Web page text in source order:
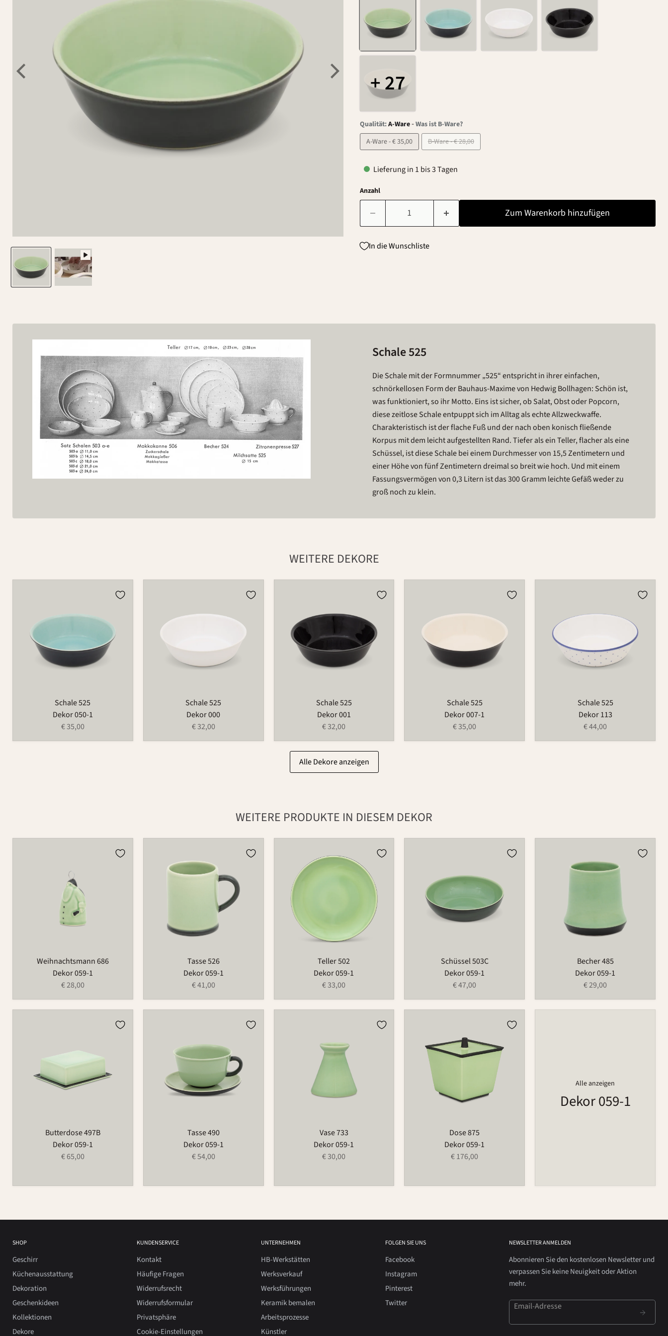
+ 27
Qualität:A-Ware-Was ist B-Ware?
A-Ware - € 35,00
B-Ware - € 28,00
Lieferung in 1 bis 3 Tagen
Anzahl
Zum Warenkorb hinzufügen
In die Wunschliste
Schale 525
Die Schale mit der Formnummer „525“ entspricht in ihrer einfachen,
schnörkellosen Form der Bauhaus-Maxime von Hedwig Bollhagen: Schön ist,
was funktioniert, so ihr Motto. Eins ist sicher, ob Salat, Obst oder Popcorn,
diese zeitlose Schale entpuppt sich im Alltag als echte Allzweckwaffe.
Charakteristisch ist der flache Fuß und der nach oben konisch fließende
Korpus mit dem leicht aufgestellten Rand. Tiefer als ein Teller, flacher als eine
Schüssel, ist diese Schale bei einem Durchmesser von 15,5 Zentimetern und
einer Höhe von fünf Zentimetern dreimal so breit wie hoch. Und mit einem
Fassungsvermögen von 0,3 Litern ist das 300 Gramm leichte Gefäß weder zu
groß noch zu klein.
WEITERE DEKORE
Schale 525
Dekor 050-1
€ 35,00
Schale 525
Dekor 000
€ 32,00
Schale 525
Dekor 001
€ 32,00
Schale 525
Dekor 007-1
€ 35,00
Schale 525
Dekor 113
€ 44,00
Alle Dekore anzeigen
WEITERE PRODUKTE IN DIESEM DEKOR
Weihnachtsmann 686
Dekor 059-1
€ 28,00
Tasse 526
Dekor 059-1
€ 41,00
Teller 502
Dekor 059-1
€ 33,00
Schüssel 503C
Dekor 059-1
€ 47,00
Becher 485
Dekor 059-1
€ 29,00
Butterdose 497B
Dekor 059-1
€ 65,00
Tasse 490
Dekor 059-1
€ 54,00
Vase 733
Dekor 059-1
€ 30,00
Dose 875
Dekor 059-1
€ 176,00
Alle anzeigen
Dekor 059-1
SHOP
Geschirr
Küchenausstattung
Dekoration
Geschenkideen
Kollektionen
Dekore
KUNDENSERVICE
Kontakt
Häufige Fragen
Widerrufsrecht
Widerrufsformular
Privatsphäre
Cookie-Einstellungen
UNTERNEHMEN
HB-Werkstätten
Werksverkauf
Werksführungen
Keramik bemalen
Arbeitsprozesse
Künstler
FOLGEN SIE UNS
Facebook
Instagram
Pinterest
Twitter
NEWSLETTER ANMELDEN
Abonnieren Sie den kostenlosen Newsletter und
verpassen Sie keine Neuigkeit oder Aktion
mehr.
Email-Adresse